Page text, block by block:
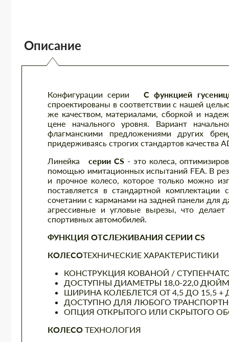
Описание
Конфигурации серииС функцией
спроектированы в соответствии с нашей
же качеством, материалами, сборкой и
цене начального уровня. Вариант
флагманскими предложениями других
придерживаясь строгих стандартов качества
Линейка
серии CS - это колеса,
помощью имитационных испытаний FEA. В
и прочное колесо, которое только можно
поставляется в стандартной
сочетании с карманами на задней панели
агрессивные и угловые вырезы, что
спортивных автомобилей.
ФУНКЦИЯ ОТСЛЕЖИВАНИЯ СЕРИИ CS
КОЛЕСОТЕХНИЧЕСКИЕ ХАРАКТЕРИСТИКИ
КОНСТРУКЦИЯ КОВАНОЙ /
ДОСТУПНЫ ДИАМЕТРЫ 18,0-22,0
ШИРИНА КОЛЕБЛЕТСЯ ОТ 4,5 ДО 15,5
ДОСТУПНО ДЛЯ ЛЮБОГО
ОПЦИЯ ОТКРЫТОГО ИЛИ СКРЫТОГО
КОЛЕСО ТЕХНОЛОГИЯ